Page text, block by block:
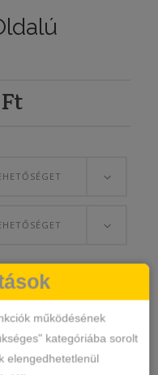
Ft
TESZEM
működésének
kategóriába sorolt
elengedhetetlenül